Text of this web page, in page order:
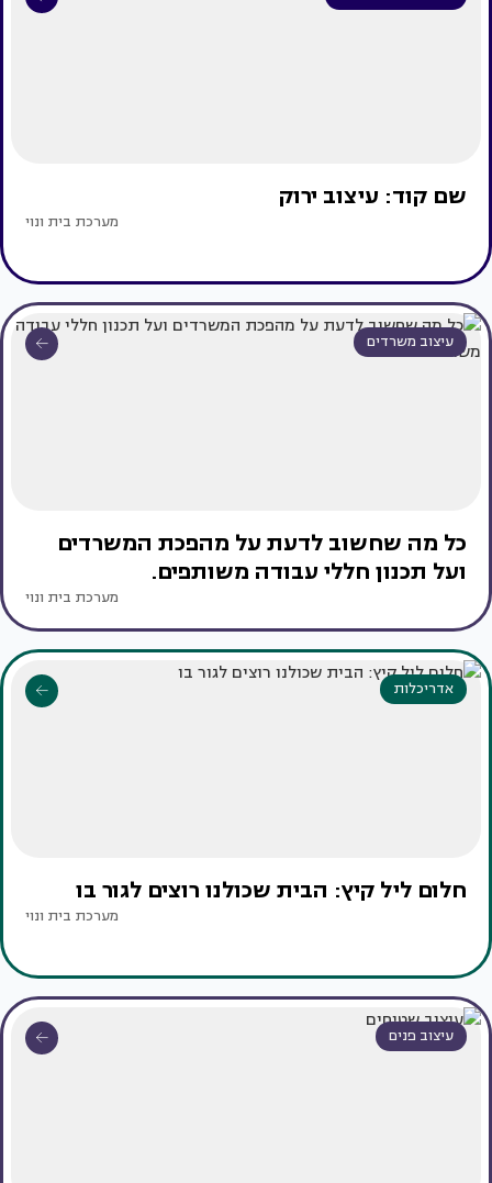
שם קוד: עיצוב ירוק
מערכת בית ונוי
עיצוב משרדים
כל מה שחשוב לדעת על מהפכת המשרדים
ועל תכנון חללי עבודה משותפים.
מערכת בית ונוי
אדריכלות
חלום ליל קיץ: הבית שכולנו רוצים לגור בו
מערכת בית ונוי
עיצוב פנים